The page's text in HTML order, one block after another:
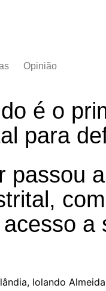
Opinião
é o
para
passou
a
Iolando